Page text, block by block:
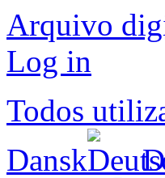
Arquivo
Log in
Todos
Dansk